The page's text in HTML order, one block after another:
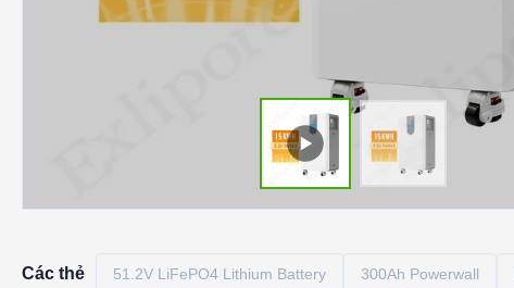
Các thẻ 51.2V LiFePO4 Lithium Battery 300Ah Powerwall